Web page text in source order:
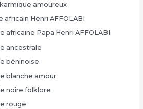
amoureux
africain Henri AFFOLABI
africaine Papa Henri AFFOLABI
ancestrale
béninoise
blanche amour
noire folklore
rouge